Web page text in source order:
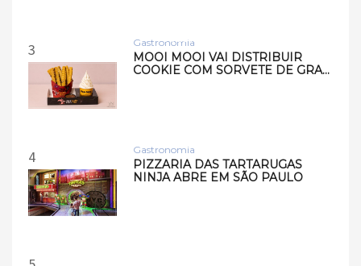
Musi…
3 Gastronomia
MOOI MOOI VAI DISTRIBUIR
COOKIE COM SORVETE DE GRA…
4 Gastronomia
PIZZARIA DAS TARTARUGAS
NINJA ABRE EM SÃO PAULO